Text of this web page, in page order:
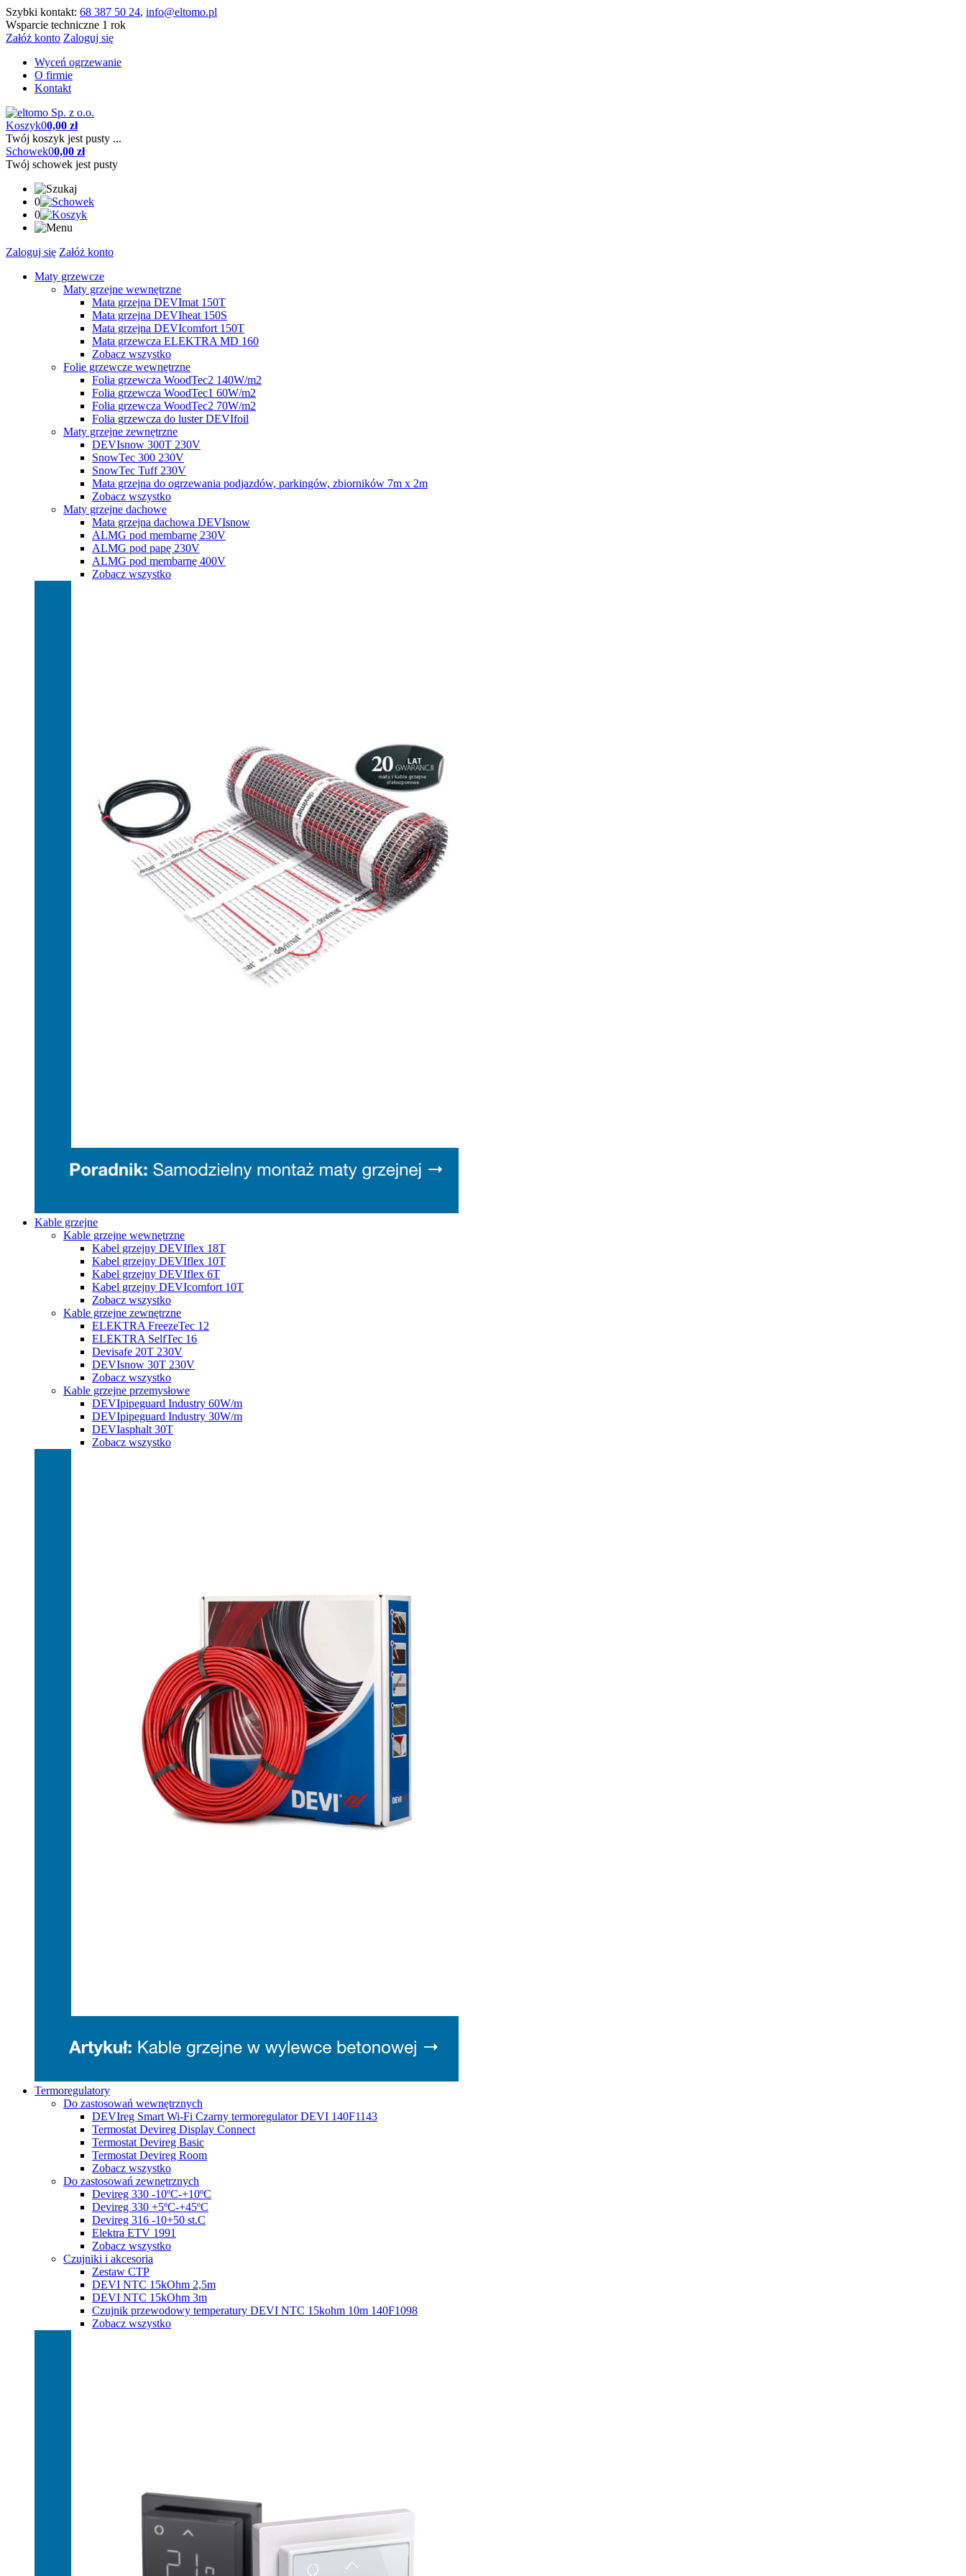
Szybki kontakt: 68 387 50 24, info@eltomo.pl
Wsparcie techniczne 1 rok
Załóż konto Zaloguj się
Wyceń ogrzewanie
O firmie
Kontakt
Koszyk00,00 zł
Twój koszyk jest pusty ...
Schowek00,00 zł
Twój schowek jest pusty
0
0
Zaloguj się Załóż konto
Maty grzewcze
Maty grzejne wewnętrzne
Mata grzejna DEVImat 150T
Mata grzejna DEVIheat 150S
Mata grzejna DEVIcomfort 150T
Mata grzewcza ELEKTRA MD 160
Zobacz wszystko
Folie grzewcze wewnętrzne
Folia grzewcza WoodTec2 140W/m2
Folia grzewcza WoodTec1 60W/m2
Folia grzewcza WoodTec2 70W/m2
Folia grzewcza do luster DEVIfoil
Maty grzejne zewnętrzne
DEVIsnow 300T 230V
SnowTec 300 230V
SnowTec Tuff 230V
Mata grzejna do ogrzewania podjazdów, parkingów, zbiorników 7m x 2m
Zobacz wszystko
Maty grzejne dachowe
Mata grzejna dachowa DEVIsnow
ALMG pod membarnę 230V
ALMG pod papę 230V
ALMG pod membarnę 400V
Zobacz wszystko
Kable grzejne
Kable grzejne wewnętrzne
Kabel grzejny DEVIflex 18T
Kabel grzejny DEVIflex 10T
Kabel grzejny DEVIflex 6T
Kabel grzejny DEVIcomfort 10T
Zobacz wszystko
Kable grzejne zewnętrzne
ELEKTRA FreezeTec 12
ELEKTRA SelfTec 16
Devisafe 20T 230V
DEVIsnow 30T 230V
Zobacz wszystko
Kable grzejne przemysłowe
DEVIpipeguard Industry 60W/m
DEVIpipeguard Industry 30W/m
DEVIasphalt 30T
Zobacz wszystko
Termoregulatory
Do zastosowań wewnętrznych
DEVIreg Smart Wi-Fi Czarny termoregulator DEVI 140F1143
Termostat Devireg Display Connect
Termostat Devireg Basic
Termostat Devireg Room
Zobacz wszystko
Do zastosowań zewnętrznych
Devireg 330 -10ºC-+10ºC
Devireg 330 +5ºC-+45ºC
Devireg 316 -10+50 st.C
Elektra ETV 1991
Zobacz wszystko
Czujniki i akcesoria
Zestaw CTP
DEVI NTC 15kOhm 2,5m
DEVI NTC 15kOhm 3m
Czujnik przewodowy temperatury DEVI NTC 15kohm 10m 140F1098
Zobacz wszystko